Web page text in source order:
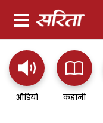
ऑडियो कहानी